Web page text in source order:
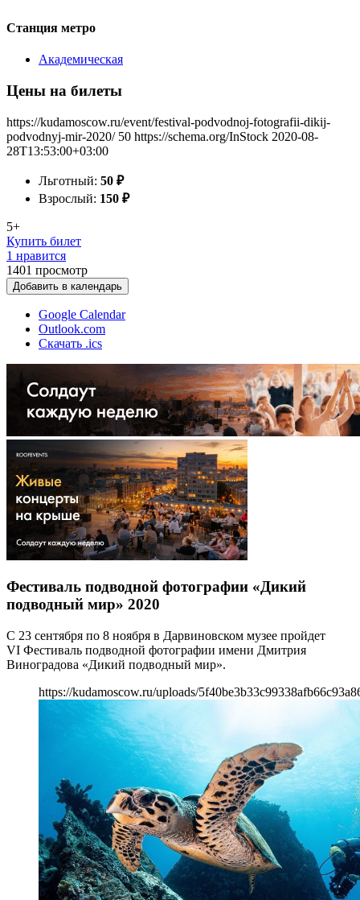
Станция метро
Академическая
Цены на билеты
https://kudamoscow.ru/event/festival-podvodnoj-fotografii-dikij-
podvodnyj-mir-2020/ 50 https://schema.org/InStock 2020-08-
28T13:53:00+03:00
Льготный: 50 ₽
Взрослый: 150 ₽
5+
Купить билет
1 нравится
1401 просмотр
Добавить в календарь
Google Calendar
Outlook.com
Скачать .ics
Фестиваль подводной фотографии «Дикий
подводный мир» 2020
С 23 сентября по 8 ноября в Дарвиновском музее пройдет
VI Фестиваль подводной фотографии имени Дмитрия
Виноградова «Дикий подводный мир».
https://kudamoscow.ru/uploads/